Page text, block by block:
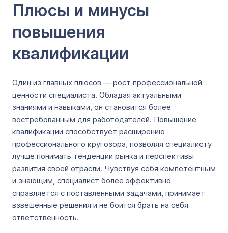
Плюсы и минусы
повышения
квалификации
Один из главных плюсов — рост профессиональной
ценности специалиста. Обладая актуальными
знаниями и навыками, он становится более
востребованным для работодателей. Повышение
квалификации способствует расширению
профессионального кругозора, позволяя специалисту
лучше понимать тенденции рынка и перспективы
развития своей отрасли. Чувствуя себя компетентным
и знающим, специалист более эффективно
справляется с поставленными задачами, принимает
взвешенные решения и не боится брать на себя
ответственность.